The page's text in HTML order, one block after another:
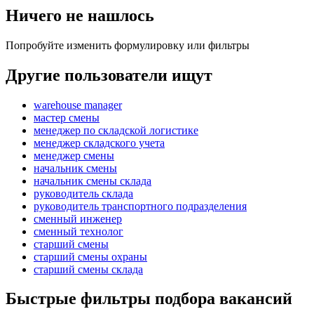
Ничего не нашлось
Попробуйте изменить формулировку или фильтры
Другие пользователи ищут
warehouse manager
мастер смены
менеджер по складской логистике
менеджер складского учета
менеджер смены
начальник смены
начальник смены склада
руководитель склада
руководитель транспортного подразделения
сменный инженер
сменный технолог
старший смены
старший смены охраны
старший смены склада
Быстрые фильтры подбора вакансий